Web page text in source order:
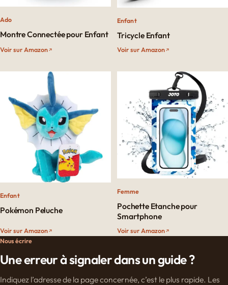
Ado
Montre Connectée pour Enfant​
Voir sur Amazon
Enfant
Tricycle Enfant
Voir sur Amazon
Enfant
Pokémon Peluche
Voir sur Amazon
Femme
Pochette Etanche pour
Smartphone​
Voir sur Amazon
Nous écrire
Une erreur à signaler dans un guide ?
Indiquez l’adresse de la page concernée, c’est le plus rapide. Les